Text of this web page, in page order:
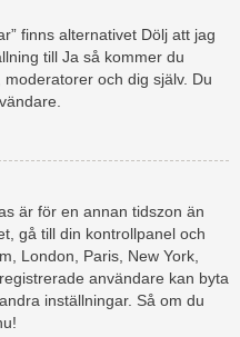
finns alternativet Dölj att jag
till Ja så kommer du
och dig själv. Du
är för en annan tidszon än
gå till din kontrollpanel och
London, Paris, New York,
användare kan byta
inställningar. Så om du